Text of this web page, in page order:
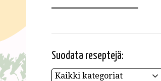
Suodata reseptejä:
Kaikki kategoriat